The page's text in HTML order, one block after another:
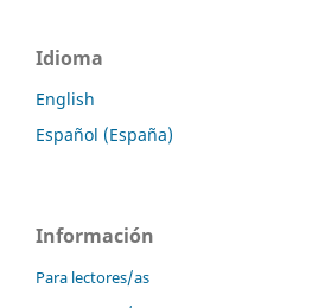
Idioma
English
Español (España)
Información
Para lectores/as